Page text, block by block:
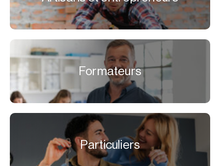
Formateurs
Particuliers